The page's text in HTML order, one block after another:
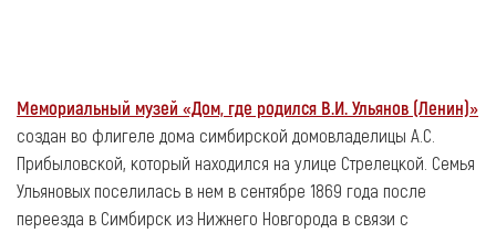
Мемориальный музей «Дом, где родился В.И. Ульянов (Ленин)»
создан во флигеле дома симбирской домовладелицы А.С.
Прибыловской, который находился на улице Стрелецкой. Семья
Ульяновых поселилась в нем в сентябре 1869 года после
переезда в Симбирск из Нижнего Новгорода в связи с